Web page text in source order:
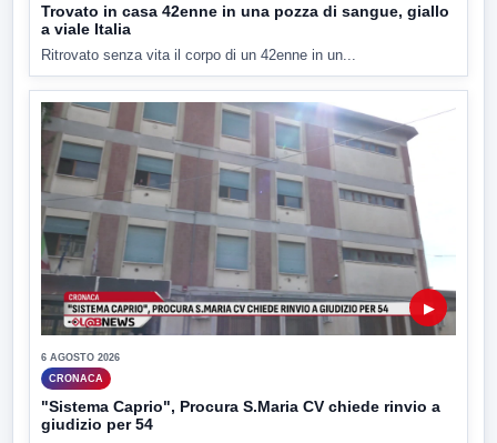
Trovato in casa 42enne in una pozza di sangue, giallo
a viale Italia
Ritrovato senza vita il corpo di un 42enne in un...
▶
6 AGOSTO 2026
CRONACA
"Sistema Caprio", Procura S.Maria CV chiede rinvio a
giudizio per 54